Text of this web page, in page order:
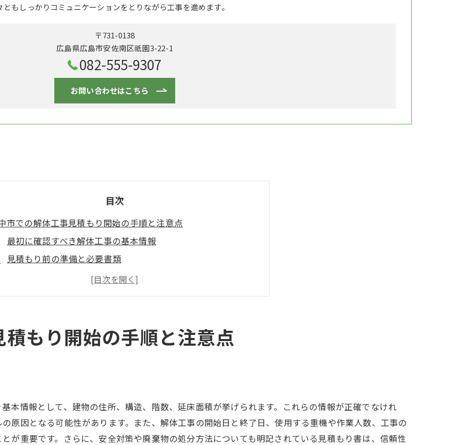
もしっかりコミュニケーションをとりながら工事を進めます。
〒731-0138
広島県広島市安佐南区祇園3-22-1
082-555-9307
お問い合わせはこちら
目次
市での解体工事見積もり開始の手順と注意点
最初に確認すべき解体工事の基本情報
見積もり前の準備と必要書類
適正な解体工事業者の選び方
府中市の解体工事に必要な法的手続き
見積もり取得後の次のステップ
工事の見積もりを依頼する際の府中市特有のポイント
見積もりに含まれるべき地域特有の項目
府中市で必要な追加許可と費用
見積もり依頼時に注意すべき地域独自の点
もり開始の手順と注意点
本情報として、建物の住所、構造、階数、延床面積が挙げられます。これらの情報が正確でなけれ
原因となる可能性があります。また、解体工事の開始日と終了日、使用する重機や作業人数、工事の
が重要です。さらに、安全対策や廃棄物の処分方法についても明記されている見積もり書は、信頼性